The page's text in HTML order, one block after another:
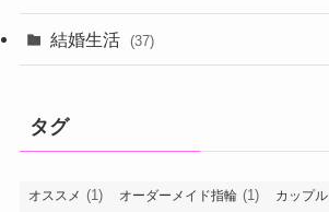
結婚生活 (37)
タグ
オススメ (1) オーダーメイド指輪 (1) カップル